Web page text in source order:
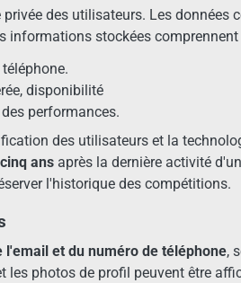
des utilisateurs. Les
informations stockées comprennent
disponibilité
performances.
des utilisateurs et la
cinq ans après la dernière activité
l'historique des compétitions.
l'email et du numéro de téléphone,
les photos de profil peuvent être